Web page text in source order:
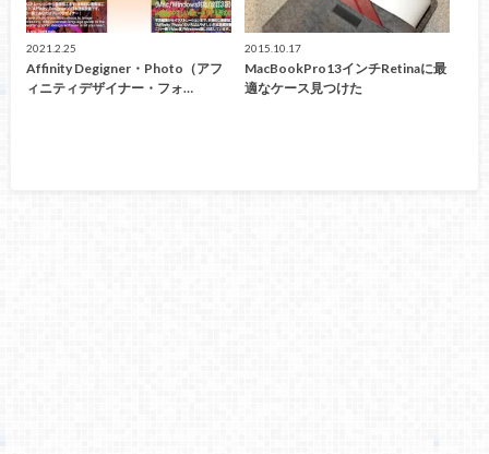
2021.2.25
Affinity Degigner・Photo（アフ
ィニティデザイナー・フォ…
2015.10.17
MacBookPro13インチRetinaに最
適なケース見つけた